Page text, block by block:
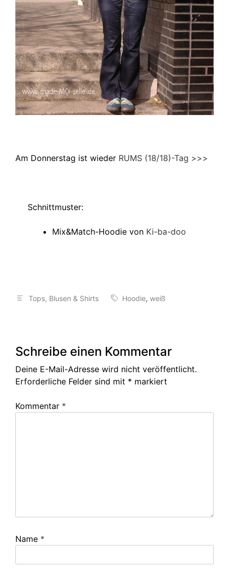
Am Donnerstag ist wieder RUMS (18/18)-Tag >>>
Schnittmuster:
Mix&Match-Hoodie von Ki-ba-doo
Tops, Blusen & Shirts Hoodie, weiß
Schreibe einen Kommentar
Deine E-Mail-Adresse wird nicht veröffentlicht.
Erforderliche Felder sind mit * markiert
Kommentar *
Name *